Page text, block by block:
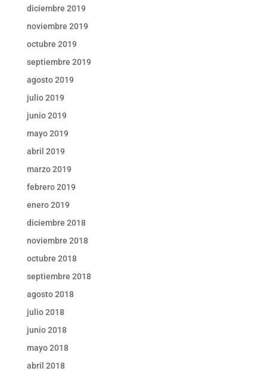
diciembre 2019
noviembre 2019
octubre 2019
septiembre 2019
agosto 2019
julio 2019
junio 2019
mayo 2019
abril 2019
marzo 2019
febrero 2019
enero 2019
diciembre 2018
noviembre 2018
octubre 2018
septiembre 2018
agosto 2018
julio 2018
junio 2018
mayo 2018
abril 2018